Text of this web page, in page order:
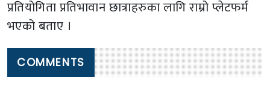
प्रतियोगिता प्रतिभावान छात्राहरुका लागि राम्रो प्लेटफर्म
भएको बताए ।
COMMENTS